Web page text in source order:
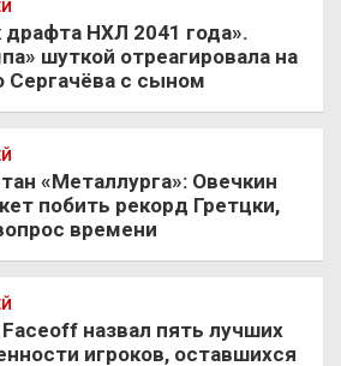
драфта НХЛ 2041 года».
шуткой отреагировала на
Сергачёва с сыном
«Металлурга»: Овечкин
побить рекорд Гретцки,
времени
Faceoff назвал пять лучших
игроков, оставшихся